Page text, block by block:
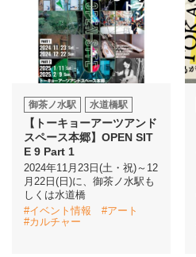
御茶ノ水駅 水道橋駅
【トーキョーアーツアンド
スペース本郷】OPEN SIT
E 9 Part 1
2024年11月23日(土・祝)～12
月22日(日)に、御茶ノ水駅も
しくは水道橋
#イベント情報
#アート
#カルチャー